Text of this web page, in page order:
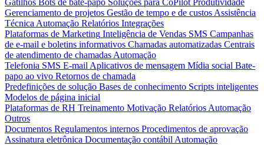
Gatilhos Bots de bate-papo Soluções para CoPilot Produtividade
Gerenciamento de projetos Gestão de tempo e de custos Assistência
Técnica Automação Relatórios Integrações
Plataformas de Marketing Inteligência de Vendas SMS Campanhas
de e-mail e boletins informativos Chamadas automatizadas Centrais
de atendimento de chamadas Automação
Telefonia SMS E-mail Aplicativos de mensagem Mídia social Bate-
papo ao vivo Retornos de chamada
Predefinições de solução Bases de conhecimento Scripts inteligentes
Modelos de página inicial
Plataformas de RH Treinamento Motivação Relatórios Automação
Outros
Documentos Regulamentos internos Procedimentos de aprovação
Assinatura eletrônica Documentação contábil Automação